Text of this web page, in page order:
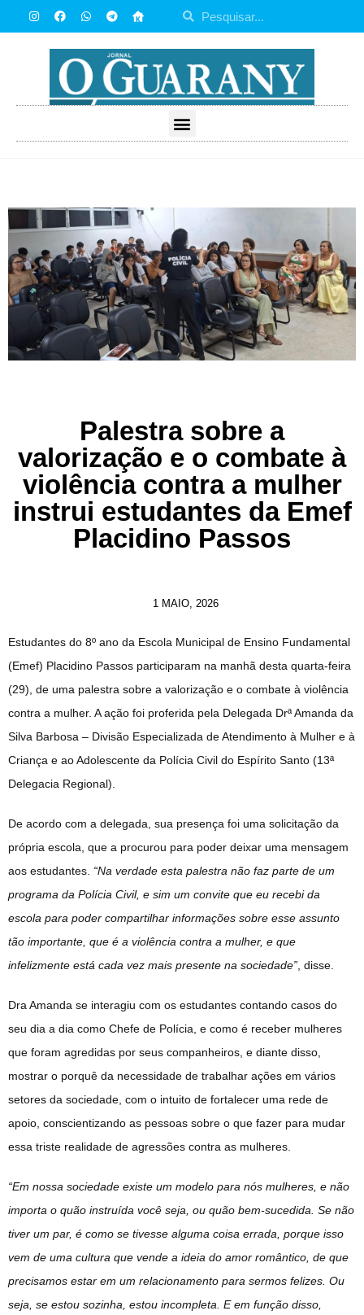
Palestra sobre a
valorização e o combate à
violência contra a mulher
instrui estudantes da Emef
Placidino Passos
1 MAIO, 2026
Estudantes do 8º ano da Escola Municipal de Ensino Fundamental
(Emef) Placidino Passos participaram na manhã desta quarta-feira
(29), de uma palestra sobre a valorização e o combate à violência
contra a mulher. A ação foi proferida pela Delegada Drª Amanda da
Silva Barbosa – Divisão Especializada de Atendimento à Mulher e à
Criança e ao Adolescente da Polícia Civil do Espírito Santo (13ª
Delegacia Regional).
De acordo com a delegada, sua presença foi uma solicitação da
própria escola, que a procurou para poder deixar uma mensagem
aos estudantes. “Na verdade esta palestra não faz parte de um
programa da Polícia Civil, e sim um convite que eu recebi da
escola para poder compartilhar informações sobre esse assunto
tão importante, que é a violência contra a mulher, e que
infelizmente está cada vez mais presente na sociedade” , disse.
Dra Amanda se interagiu com os estudantes contando casos do
seu dia a dia como Chefe de Polícia, e como é receber mulheres
que foram agredidas por seus companheiros, e diante disso,
mostrar o porquê da necessidade de trabalhar ações em vários
setores da sociedade, com o intuito de fortalecer uma rede de
apoio, conscientizando as pessoas sobre o que fazer para mudar
essa triste realidade de agressões contra as mulheres.
“Em nossa sociedade existe um modelo para nós mulheres, e não
importa o quão instruída você seja, ou quão bem-sucedida. Se não
tiver um par, é como se tivesse alguma coisa errada, porque isso
vem de uma cultura que vende a ideia do amor romântico, de que
precisamos estar em um relacionamento para sermos felizes. Ou
seja, se estou sozinha, estou incompleta. E em função disso,